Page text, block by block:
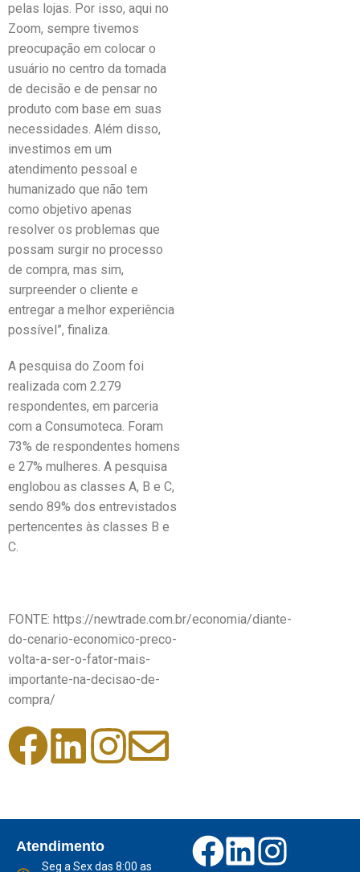
pelas lojas. Por isso, aqui no
Zoom, sempre tivemos
preocupação em colocar o
usuário no centro da tomada
de decisão e de pensar no
produto com base em suas
necessidades. Além disso,
investimos em um
atendimento pessoal e
humanizado que não tem
como objetivo apenas
resolver os problemas que
possam surgir no processo
de compra, mas sim,
surpreender o cliente e
entregar a melhor experiência
possível”, finaliza.
A pesquisa do Zoom foi
realizada com 2.279
respondentes, em parceria
com a Consumoteca. Foram
73% de respondentes homens
e 27% mulheres. A pesquisa
englobou as classes A, B e C,
sendo 89% dos entrevistados
pertencentes às classes B e
C.
FONTE: https://newtrade.com.br/economia/diante-
do-cenario-economico-preco-
volta-a-ser-o-fator-mais-
importante-na-decisao-de-
compra/
Atendimento
Seg a Sex das 8:00 as